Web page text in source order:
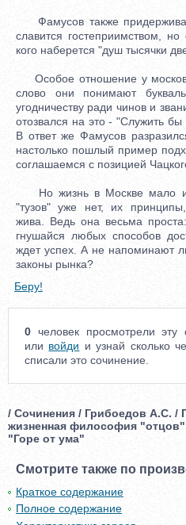
Фамусов также
славится гостеприимством,
кого наберется "душ тысячки
Особое отношение у
слово они понимают
угодничеству ради чинов и
отозвался на это - "Служить
В ответ же Фамусов
настолько пошлый пример
соглашаемся с позицией
Но жизнь в Москве мало
"тузов" уже нет, их
жива. Ведь она весьма
гнушайся любых способов
ждет успех. А не напоминают
законы рынка?
Беру!
0 человек просмотрели эту
или войди и узнай сколько
списали это сочинение.
/ Сочинения / Грибоедов А.С. /
жизненная философия
"Горе от ума"
Смотрите также по
Краткое содержание
Полное содержание